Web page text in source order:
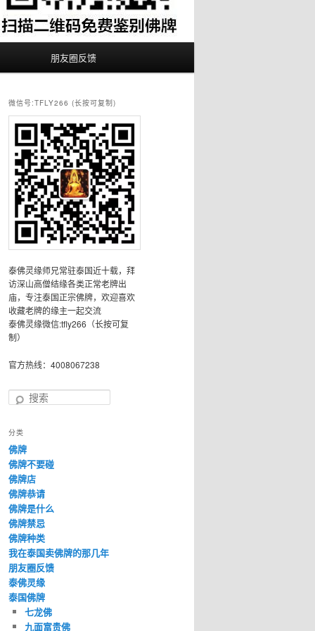
朋友圈反馈
微信号:TFLY266 (长按可复制)
泰佛灵缘师兄常驻泰国近十载，拜
访深山高僧结缘各类正常老牌出
庙，专注泰国正宗佛牌，欢迎喜欢
收藏老牌的缘主一起交流
泰佛灵缘微信:tfly266（长按可复
制）
官方热线：4008067238
搜
分类
佛牌
佛牌不要碰
佛牌店
佛牌恭请
佛牌是什么
佛牌禁忌
佛牌种类
我在泰国卖佛牌的那几年
朋友圈反馈
泰佛灵缘
泰国佛牌
七龙佛
九面富贵佛